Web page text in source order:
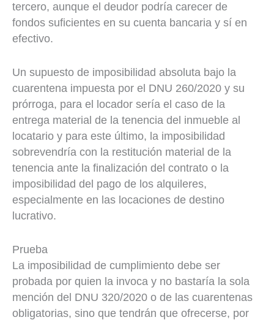
tercero, aunque el deudor podría carecer de
fondos suficientes en su cuenta bancaria y sí en
efectivo.
Un supuesto de imposibilidad absoluta bajo la
cuarentena impuesta por el DNU 260/2020 y su
prórroga, para el locador sería el caso de la
entrega material de la tenencia del inmueble al
locatario y para este último, la imposibilidad
sobrevendría con la restitución material de la
tenencia ante la finalización del contrato o la
imposibilidad del pago de los alquileres,
especialmente en las locaciones de destino
lucrativo.
Prueba
La imposibilidad de cumplimiento debe ser
probada por quien la invoca y no bastaría la sola
mención del DNU 320/2020 o de las cuarentenas
obligatorias, sino que tendrán que ofrecerse, por